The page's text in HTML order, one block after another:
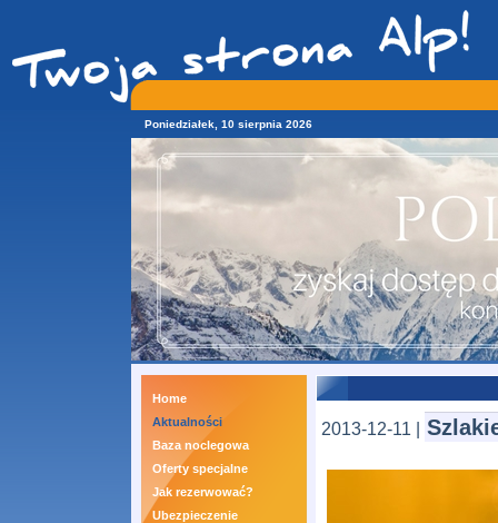
Poniedziałek, 10 sierpnia 2026
Home
Aktualności
Baza noclegowa
Oferty specjalne
Jak rezerwować?
Ubezpieczenie
2013-12-11 |